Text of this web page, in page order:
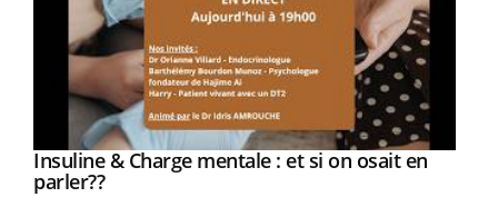
Youtube
Insuline & Charge mentale : et si on osait en
parler??Youtube